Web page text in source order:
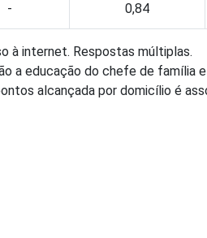
- 0,84
à internet. Respostas múltiplas.
a educação do chefe de família
alcançada por domicílio é